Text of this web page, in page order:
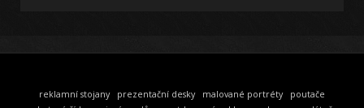
reklamní stojany prezentační desky malované portréty
poutače